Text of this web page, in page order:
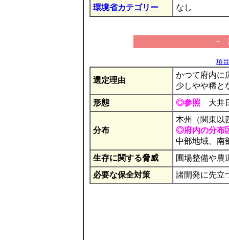
環境省カテゴリー
なし
+
項
選定理由
かつて府内に
少しやや稀と
形態
◎参照 大井
分布
本州（関東以
◎府内の分布
中部地域、南
生存に関する脅威
圃場整備や農
必要な保全対策
諸開発に先立